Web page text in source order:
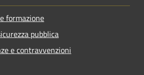
formazione
pubblica
e contravvenzioni